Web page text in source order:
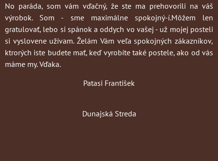
No paráda, som vám vďačný, že ste ma prehovorili na váš
výrobok. Som - sme maximálne spokojný-í.Môžem len
gratulovať, lebo si spánok a oddych vo vašej - už mojej posteli
si vyslovene užívam. Želám Vám veľa spokojných zákazníkov,
ktrorých iste budete mať, keď vyrobíte také postele, ako od vás
máme my. Vďaka.
Patasi František
Dunajská Streda